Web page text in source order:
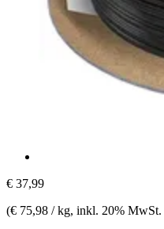
€ 37,99
(€ 75,98 / kg, inkl. 20% MwSt.